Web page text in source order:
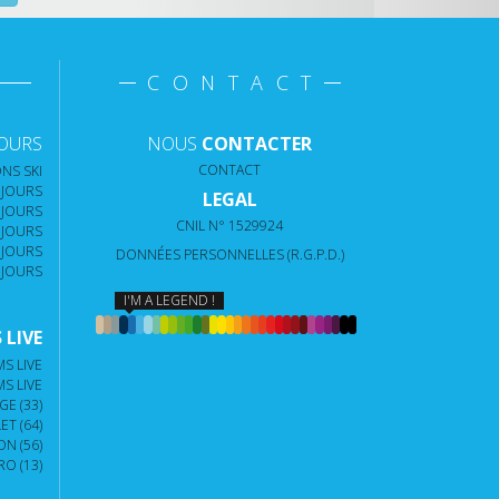
SKI
LIVE
LIVE
LIVE
(33)
(64)
(56)
(13)
CONTACT
NOUS CONTACTER
CONTACT
LEGAL
CNIL N° 1529924
DONNÉES PERSONNELLES (R.G.P.D.)
I'M A LEGEND !